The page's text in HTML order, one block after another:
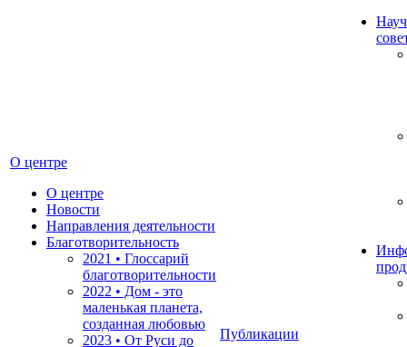
О центре
О центре
Новости
Направления деятельности
Благотворительность
2021 • Глоссарий
благотворительности
2022 • Дом - это
маленькая планета,
созданная любовью
2023 • От Руси до
Публикации